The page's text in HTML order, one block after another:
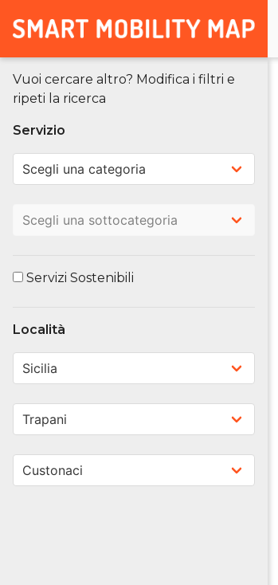
Vuoi cercare altro? Modifica i filtri e
ripeti la ricerca
Servizio
Servizi Sostenibili
Località